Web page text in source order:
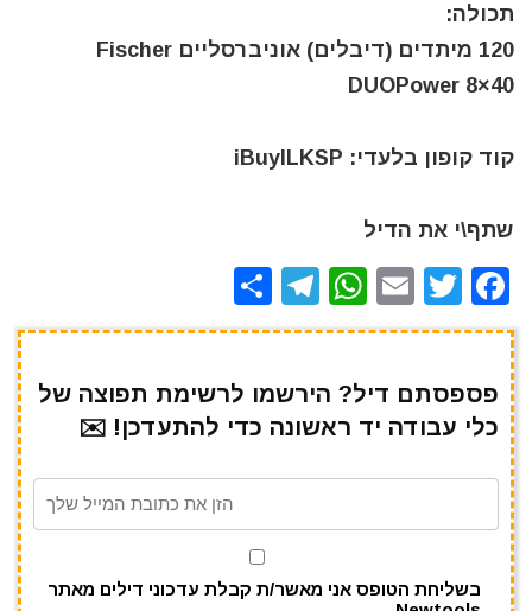
תכולה:
120 מיתדים (דיבלים) אוניברסליים Fischer
DUOPower 8×40
קוד קופון בלעדי: iBuyILKSP
שתף\י את הדיל
F
a
e
b
o
T
w
te
r
E
m
l
W
h
s
A
p
T
el
gr
a
m
h
e
פספסתם דיל? הירשמו לרשימת תפוצה של
כלי עבודה יד ראשונה כדי להתעדכן! ✉️
בשליחת הטופס אני מאשר/ת קבלת עדכוני דילים מאתר